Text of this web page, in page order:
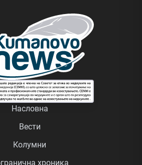
Насловна
Вести
Колумни
хроника